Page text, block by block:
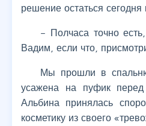
решение остаться сегодня
– Полчаса точно
Вадим, если что,
Мы прошли в
усажена на пуфик перед
Альбина принялась
косметику из своего